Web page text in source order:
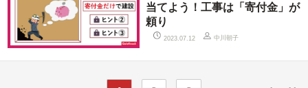
当てよう！工事は「寄付金」が
頼り
2023.07.12 中川朝子